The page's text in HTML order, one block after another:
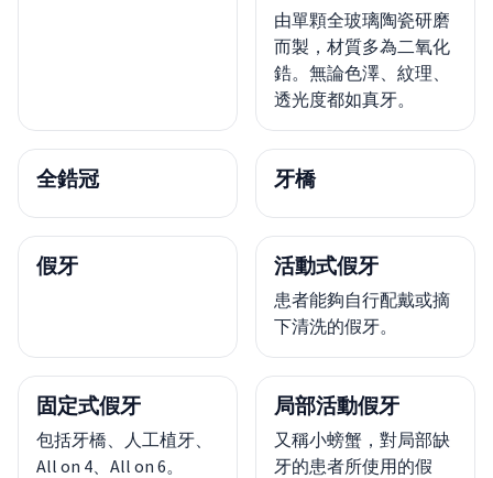
由單顆全玻璃陶瓷研磨
而製，材質多為二氧化
鋯。無論色澤、紋理、
透光度都如真牙。
全鋯冠 牙橋
假牙 活動式假牙
患者能夠自行配戴或摘
下清洗的假牙。
固定式假牙
包括牙橋、人工植牙、
All on 4、All on 6。
局部活動假牙
又稱小螃蟹，對局部缺
牙的患者所使用的假